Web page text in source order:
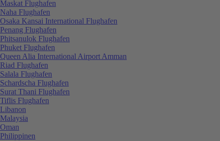
Maskat Flughafen
Naha Flughafen
Osaka Kansai International Flughafen
Penang Flughafen
Phitsanulok Flughafen
Phuket Flughafen
Queen Alia International Airport Amman
Riad Flughafen
Salala Flughafen
Schardscha Flughafen
Surat Thani Flughafen
Tiflis Flughafen
Libanon
Malaysia
Oman
Philippinen